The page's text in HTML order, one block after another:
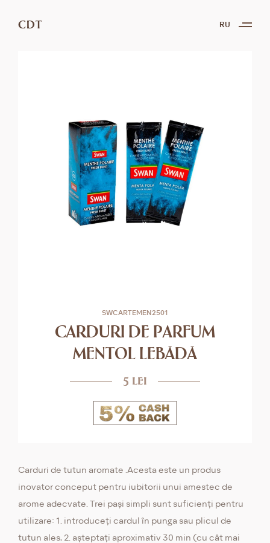
CDT RU
SWCARTEMEN2501
CARDURI DE PARFUM
MENTOL LEBĂDĂ
5 lei
Carduri de tutun aromate .Acesta este un produs
inovator conceput pentru iubitorii unui amestec de
arome adecvate. Trei pași simpli sunt suficienți pentru
utilizare: 1. introduceți cardul în punga sau plicul de
tutun ales, 2. așteptați aproximativ 30 min (cu cât mai